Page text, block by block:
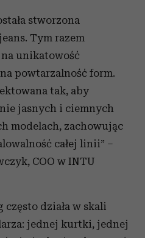
stworzona
Tym razem
unikatowość
powtarzalność form.
tak, aby
jasnych i ciemnych
modelach, zachowując
całej linii” –
COO w INTU
działa w skali
jednej kurtki, jednej